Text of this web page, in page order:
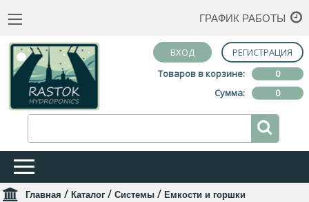
ГРАФИК РАБОТЫ
ВХОД
РЕГИСТРАЦИЯ
Товаров в корзине:
0
Сумма:
0
Главная / Каталог / Системы / Емкости и горшки